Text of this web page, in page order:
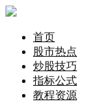
首页
股市热点
炒股技巧
指标公式
教程资源